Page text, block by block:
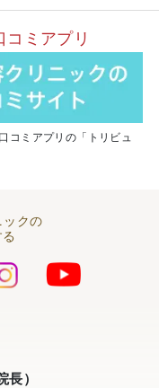
ミアプリ
コミアプリの「トリビュ
ックの
）